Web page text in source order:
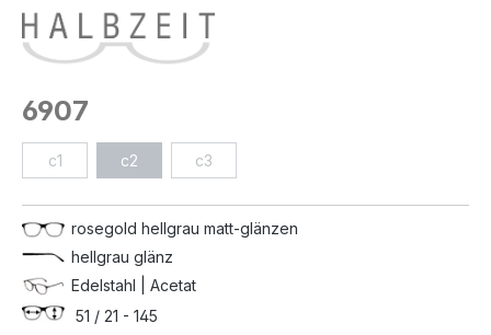
6907
c1 c2 c3
rosegold hellgrau matt-glänzen
hellgrau glänz
Edelstahl | Acetat
51 / 21 - 145